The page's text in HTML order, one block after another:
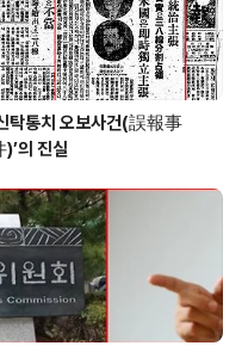
탁통치 오보사건(誤報事
)’의 진실